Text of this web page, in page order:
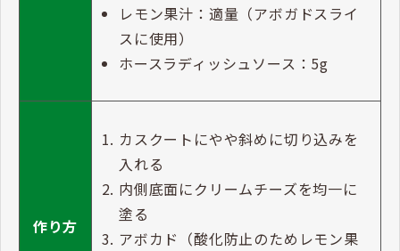
レモン果汁：適量（アボガドスライ
スに使用）
ホースラディッシュソース：5g
作り方
カスクートにやや斜めに切り込みを
入れる
内側底面にクリームチーズを均一に
塗る
アボカド（酸化防止のためレモン果